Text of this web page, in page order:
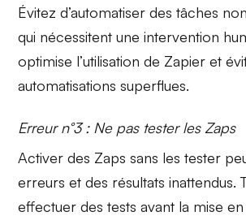
Évitez d’automatiser destâches
qui nécessitent une intervention
optimise l’utilisation de Zapier et
automatisations superflues.
Erreur n°3 : Ne pas tester les Zaps
Activer des Zaps sans lestester
erreurs et des résultats inattendus.
effectuer des tests avant la mise